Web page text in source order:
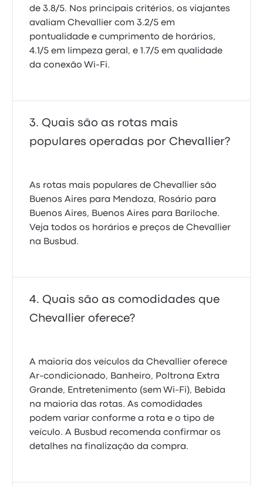
de 3.8/5. Nos principais critérios, os viajantes
avaliam Chevallier com 3.2/5 em
pontualidade e cumprimento de horários,
4.1/5 em limpeza geral, e 1.7/5 em qualidade
da conexão Wi-Fi.
Quais são as rotas mais
populares operadas por Chevallier?
As rotas mais populares de Chevallier são
Buenos Aires para Mendoza, Rosário para
Buenos Aires, Buenos Aires para Bariloche.
Veja todos os horários e preços de Chevallier
na Busbud.
Quais são as comodidades que
Chevallier oferece?
A maioria dos veículos da Chevallier oferece
Ar-condicionado, Banheiro, Poltrona Extra
Grande, Entretenimento (sem Wi‑Fi), Bebida
na maioria das rotas. As comodidades
podem variar conforme a rota e o tipo de
veículo. A Busbud recomenda confirmar os
detalhes na finalização da compra.